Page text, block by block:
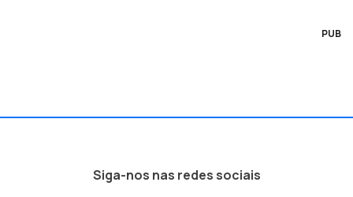
PUB
Siga-nos nas redes sociais